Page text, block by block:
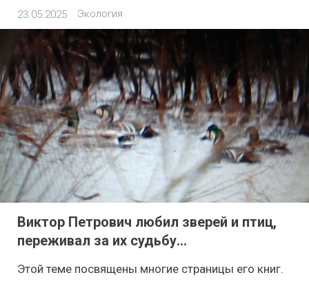
23.05.2025 Экология
Виктор Петрович любил зверей и птиц,
переживал за их судьбу…
Этой теме посвящены многие страницы его книг.